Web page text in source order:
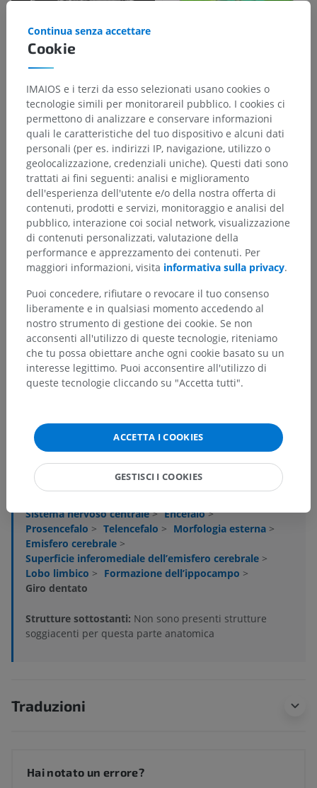
Anatomia umana 1
Neuroanatomia umana
Sistema nervoso centrale> Encefalo>
Prosencefalo > Telencefalo > Morfologia esterna >
Emisfero cerebrale >
Superficie inferomediale dell’emisfero cerebrale >
Lobo limbico > Formazione dell’ippocampo >
Giro dentato
Strutture sottostanti: Non sono presenti strutture
soggiacenti per questa parte anatomica
Traduzioni
Hai notato un errore?
Cookie
Continua senza accettare
IMAIOS e i terzi da esso selezionati usano cookies o
tecnologie simili per monitorareil pubblico. I cookies ci
permettono di analizzare e conservare informazioni
quali le caratteristiche del tuo dispositivo e alcuni dati
personali (per es. indirizzi IP, navigazione, utilizzo o
geolocalizzazione, credenziali uniche). Questi dati sono
trattati ai fini seguenti: analisi e miglioramento
dell'esperienza dell'utente e/o della nostra offerta di
contenuti, prodotti e servizi, monitoraggio e analisi del
pubblico, interazione coi social network, visualizzazione
di contenuti personalizzati, valutazione della
performance e apprezzamento dei contenuti. Per
maggiori informazioni, visita informativa sulla privacy.
Puoi concedere, rifiutare o revocare il tuo consenso
liberamente e in qualsiasi momento accedendo al
nostro strumento di gestione dei cookie. Se non
acconsenti all'utilizzo di queste tecnologie, riteniamo
che tu possa obiettare anche ogni cookie basato su un
interesse legittimo. Puoi acconsentire all'utilizzo di
queste tecnologie cliccando su "Accetta tutti".
ACCETTA I COOKIES
GESTISCI I COOKIES